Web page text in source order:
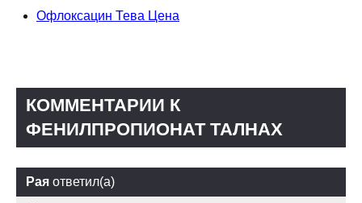
Офлоксацин Тева Цена
КОММЕНТАРИИ К
ФЕНИЛПРОПИОНАТ ТАЛНАХ
Рая ответил(а)